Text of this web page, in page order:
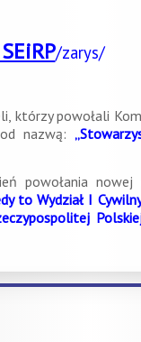
/zarys/
powołali
nazwą:
nowej
to Wydział I